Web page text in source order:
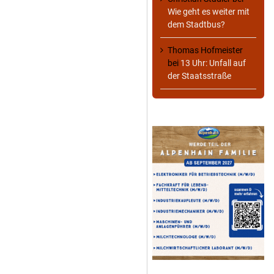
Wie geht es weiter mit
dem Stadtbus?
Thomas Hofmeister
bei 13 Uhr: Unfall auf
der Staatsstraße